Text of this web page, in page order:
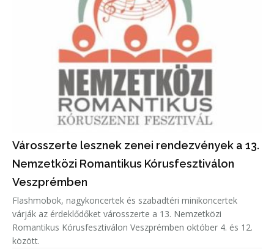
Városszerte lesznek zenei rendezvények a 13.
Nemzetközi Romantikus Kórusfesztiválon
Veszprémben
Flashmobok, nagykoncertek és szabadtéri minikoncertek
várják az érdeklődőket városszerte a 13. Nemzetközi
Romantikus Kórusfesztiválon Veszprémben október 4. és 12.
között.